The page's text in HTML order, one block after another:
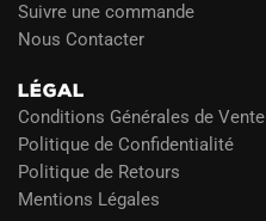
Suivre une commande
Nous Contacter
LÉGAL
Conditions Générales de Vente
Politique de Confidentialité
Politique de Retours
Mentions Légales